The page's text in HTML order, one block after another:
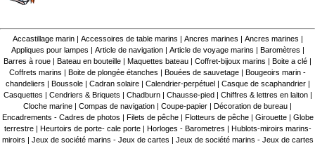
Accastillage marin| Accessoires de table marins Ancres marines Ancres marines
Appliques pour lampes
Article de navigation| Article de voyage marins Baromètres
Barres à roue
Bateau en bouteille Maquettes bateau Coffret-bijoux marins Boite a clé
Coffrets marins
Boite de plongée étanches Bouées de sauvetage
Bougeoirs marin -
chandeliers
Boussole| Cadran solaire| Calendrier-perpétuel Casque de scaphandrier|
Casquettes
Cendriers & Briquets Chadburn| Chausse-pied Chiffres & lettres en laiton|
Cloche marine
Compas de navigation Coupe-papier Décoration de bureau
Encadrements - Cadres de photos
Filets de pêche| Flotteurs de pêche| Girouette| Globe
terrestre| Heurtoirs de porte- cale porte| Horloges - Barometres
Hublots-miroirs marins-
miroirs
Jeux de société marins - Jeux de cartes
Jeux de société marins - Jeux de cartes